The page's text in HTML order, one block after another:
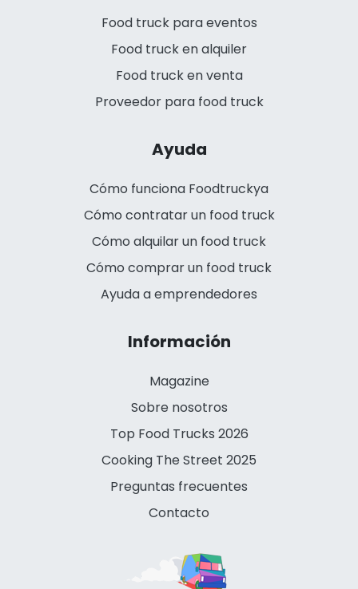
Food truck para eventos
Food truck en alquiler
Food truck en venta
Proveedor para food truck
Ayuda
Cómo funciona Foodtruckya
Cómo contratar un food truck
Cómo alquilar un food truck
Cómo comprar un food truck
Ayuda a emprendedores
Información
Magazine
Sobre nosotros
Top Food Trucks 2026
Cooking The Street 2025
Preguntas frecuentes
Contacto